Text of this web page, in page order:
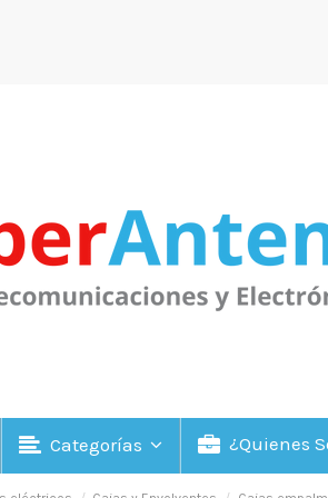
Categorías ¿Quienes